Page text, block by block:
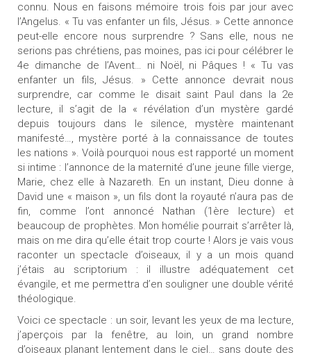
connu. Nous en faisons mémoire trois fois par jour avec
l’Angelus. « Tu vas enfanter un fils, Jésus. » Cette annonce
peut-elle encore nous surprendre ? Sans elle, nous ne
serions pas chrétiens, pas moines, pas ici pour célébrer le
4e dimanche de l’Avent… ni Noël, ni Pâques ! « Tu vas
enfanter un fils, Jésus. » Cette annonce devrait nous
surprendre, car comme le disait saint Paul dans la 2e
lecture, il s’agit de la « révélation d’un mystère gardé
depuis toujours dans le silence, mystère maintenant
manifesté…, mystère porté à la connaissance de toutes
les nations ». Voilà pourquoi nous est rapporté un moment
si intime : l’annonce de la maternité d’une jeune fille vierge,
Marie, chez elle à Nazareth. En un instant, Dieu donne à
David une « maison », un fils dont la royauté n’aura pas de
fin, comme l’ont annoncé Nathan (1ère lecture) et
beaucoup de prophètes. Mon homélie pourrait s’arrêter là,
mais on me dira qu’elle était trop courte ! Alors je vais vous
raconter un spectacle d’oiseaux, il y a un mois quand
j’étais au scriptorium : il illustre adéquatement cet
évangile, et me permettra d’en souligner une double vérité
théologique.
Voici ce spectacle : un soir, levant les yeux de ma lecture,
j’aperçois par la fenêtre, au loin, un grand nombre
d’oiseaux planant lentement dans le ciel… sans doute des